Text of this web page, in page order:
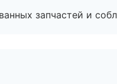
запчастей и